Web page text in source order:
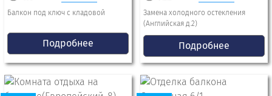
Балкон под ключ с кладовой
Подробнее
Замена холодного остекления
(Английская д.2)
Подробнее